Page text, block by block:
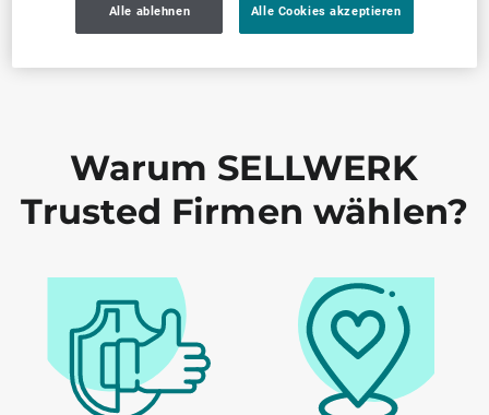
Warum SELLWERK
Trusted Firmen wählen?
Alle ablehnen Alle Cookies akzeptieren